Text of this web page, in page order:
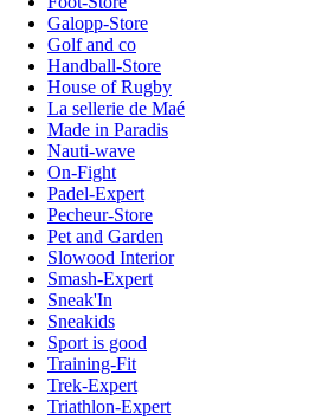
Galopp-Store
Golf and co
Handball-Store
House of Rugby
La sellerie de Maé
Made in Paradis
Nauti-wave
On-Fight
Padel-Expert
Pecheur-Store
Pet and Garden
Slowood Interior
Smash-Expert
Sneak'In
Sneakids
Sport is good
Training-Fit
Trek-Expert
Triathlon-Expert